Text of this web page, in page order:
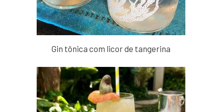
Gin tônica com licor de tangerina